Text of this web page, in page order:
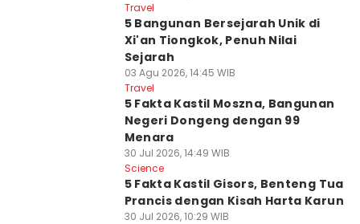
Travel
5 Bangunan Bersejarah Unik di
Xi'an Tiongkok, Penuh Nilai
Sejarah
03 Agu 2026, 14:45 WIB
Travel
5 Fakta Kastil Moszna, Bangunan
Negeri Dongeng dengan 99
Menara
30 Jul 2026, 14:49 WIB
Science
5 Fakta Kastil Gisors, Benteng Tua
Prancis dengan Kisah Harta Karun
30 Jul 2026, 10:29 WIB